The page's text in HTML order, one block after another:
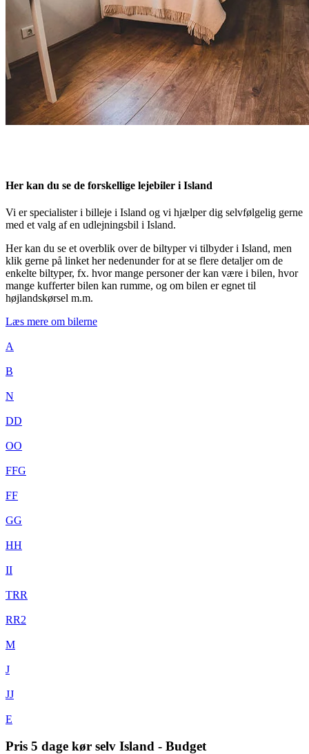
Her kan du se de forskellige lejebiler i Island
Vi er specialister i billeje i Island og vi hjælper dig selvfølgelig gerne
med et valg af en udlejningsbil i Island.
Her kan du se et overblik over de biltyper vi tilbyder i Island, men
klik gerne på linket her nedenunder for at se flere detaljer om de
enkelte biltyper, fx. hvor mange personer der kan være i bilen, hvor
mange kufferter bilen kan rumme, og om bilen er egnet til
højlandskørsel m.m.
Læs mere om bilerne
A
B
N
DD
OO
FFG
FF
GG
HH
II
TRR
RR2
M
J
JJ
E
Pris 5 dage kør selv Island - Budget